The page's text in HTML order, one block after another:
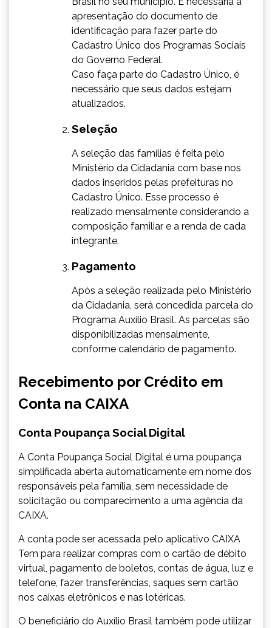
apresentação do documento de
identificação para fazer parte do
Cadastro Único dos Programas Sociais
do Governo Federal.
Caso faça parte do Cadastro Único, é
necessário que seus dados estejam
atualizados.
Seleção
​​A seleção das famílias é feita pelo
Ministério da Cidadania com base nos
dados inseridos pelas prefeituras no
Cadastro Único. Esse processo é
realizado mensalmente considerando a
composição familiar e a renda de cada
integrante.
Pagamento
​Após a seleção realizada pelo Ministério
da Cidadania, será concedida parcela do
Programa Auxílio Brasil. As parcelas são
disponibilizadas mensalmente,
conforme calendário de pagamento.
Recebimento por Crédito em
Conta na CAIXA
​Conta Poupança Social Digital
A Conta Poupança Social Digital é uma poupança
simplificada aberta automaticamente em nome dos
responsáveis pela família, sem necessidade de
solicitação ou comparecimento a uma agência da
CAIXA.
A conta pode ser acessada pelo aplicativo CAIXA
Tem para realizar compras com o cartão de débito
virtual, pagamento de boletos, contas de água, luz e
telefone, fazer transferências, saques sem cartão
nos caixas eletrônicos e nas lotéricas.
O beneficiário do Auxílio Brasil também pode utilizar